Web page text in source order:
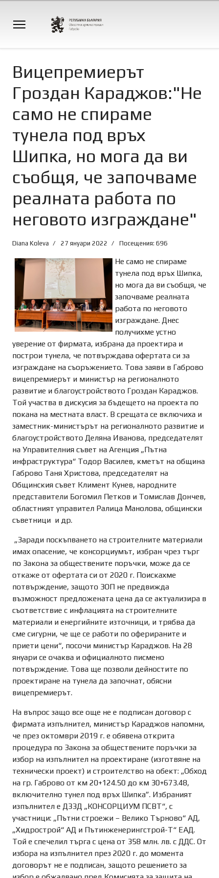
Вицепремиерът
Гроздан Караджов:"Не
само не спираме
тунела под връх
Шипка, но мога да ви
съобщя, че започваме
реалната работа по
неговото изграждане"
Diana Koleva 27 януари 2022 Посещения: 696
Не само не спираме
тунела под връх Шипка,
но мога да ви съобщя, че
започваме реалната
работа по неговото
изграждане. Днес
получихме устно
уверение от фирмата, избрана да проектира и
построи тунела, че потвърждава офертата си за
изграждане на съоръжението. Това заяви в Габрово
вицепремиерът и министър на регионалното
развитие и благоустройството Гроздан Караджов.
Той участва в дискусия за бъдещето на проекта по
покана на местната власт. В срещата се включиха и
заместник-министърът на регионалното развитие и
благоустройството Деляна Иванова, председателят
на Управителния съвет на Агенция „Пътна
инфраструктура“ Тодор Василев, кметът на община
Габрово Таня Христова, председателят на
Общинския съвет Климент Кунев, народните
представители Богомил Петков и Томислав Дончев,
областният управител Ралица Манолова, общински
съветници и др.
„Заради поскъпването на строителните материали
имах опасение, че консорциумът, избран чрез търг
по Закона за обществените поръчки, може да се
откаже от офертата си от 2020 г. Поискахме
потвърждение, защото ЗОП не предвижда
възможност предложената цена да се актуализира в
съответствие с инфлацията на строителните
материали и енергийните източници, и трябва да
сме сигурни, че ще се работи по оферираните и
приети цени“, посочи министър Караджов. На 28
януари се очаква и официалното писмено
потвърждение. Това ще позволи дейностите по
проектиране на тунела да започнат, обясни
вицепремиерът.
На въпрос защо все още не е подписан договор с
фирмата изпълнител, министър Караджов напомни,
че през октомври 2019 г. е обявена открита
процедура по Закона за обществените поръчки за
избор на изпълнител на проектиране (изготвяне на
технически проект) и строителство на обект: „Обход
на гр. Габрово от км 20+124.50 до км 30+673.48,
включително тунел под връх Шипка”. Избраният
изпълнител е ДЗЗД „КОНСОРЦИУМ ПСВТ“, с
участници: „Пътни строежи – Велико Търново“ АД,
„Хидрострой“ АД и Пътинженерингстрой-Т“ ЕАД.
Той е спечелил търга с цена от 358 млн. лв. с ДДС. От
избора на изпълнител през 2020 г. до момента
договорът не е подписан, защото решението за